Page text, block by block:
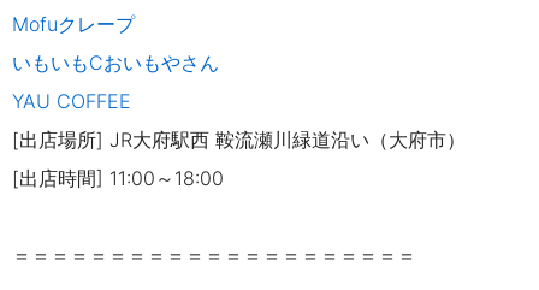
Mofuクレープ
いもいもCおいもやさん
YAU COFFEE
[出店場所] JR大府駅西 鞍流瀬川緑道沿い（大府市）
[出店時間] 11:00～18:00
＝＝＝＝＝＝＝＝＝＝＝＝＝＝＝＝＝＝＝＝＝